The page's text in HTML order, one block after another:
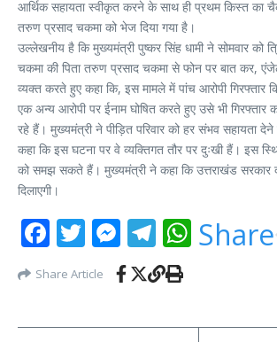
आर्थिक सहायता स्वीकृत करने के साथ ही प्रथम किस्त का
तरुण प्रसाद चकमा को भेज दिया गया है।
उल्लेखनीय है कि मुख्यमंत्री पुष्कर सिंह धामी ने सोमवार को
चकमा की पिता तरुण प्रसाद चकमा से फोन पर बात कर,
व्यक्त करते हुए कहा कि, इस मामले में पांच आरोपी
एक अन्य आरोपी पर ईनाम घोषित करते हुए उसे भी गिरफ्तार
रहे हैं। मुख्यमंत्री ने पीड़ित परिवार को हर संभव सहायता देने
कहा कि इस घटना पर वे व्यक्तिगत तौर पर दुःखी हैं। इस
को समझ सकते हैं। मुख्यमंत्री ने कहा कि उत्तराखंड सरकार
दिलाएगी।
Facebook
Twitter
Messenger
Share
Share Article